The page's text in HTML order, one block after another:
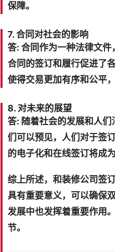
保障。
7. 合同对社会的影响
答: 合同作为一种法律文件
合同的签订和履行促进了
使得交易更加有序和公平
8. 对未来的展望
答: 随着社会的发展和人
们可以预见，人们对于签
的电子化和在线签订将成
综上所述，和装修公司签
具有重要意义，可以确保
发展中也发挥着重要作用
节。